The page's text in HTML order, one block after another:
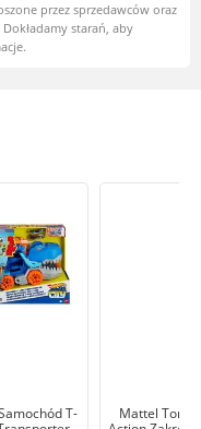
przez sprzedawców oraz
starań, aby
T-
Mattel Tor